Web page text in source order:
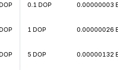
0.1 DOP 0.00000003
1 DOP 0.00000026
5 DOP 0.00000132